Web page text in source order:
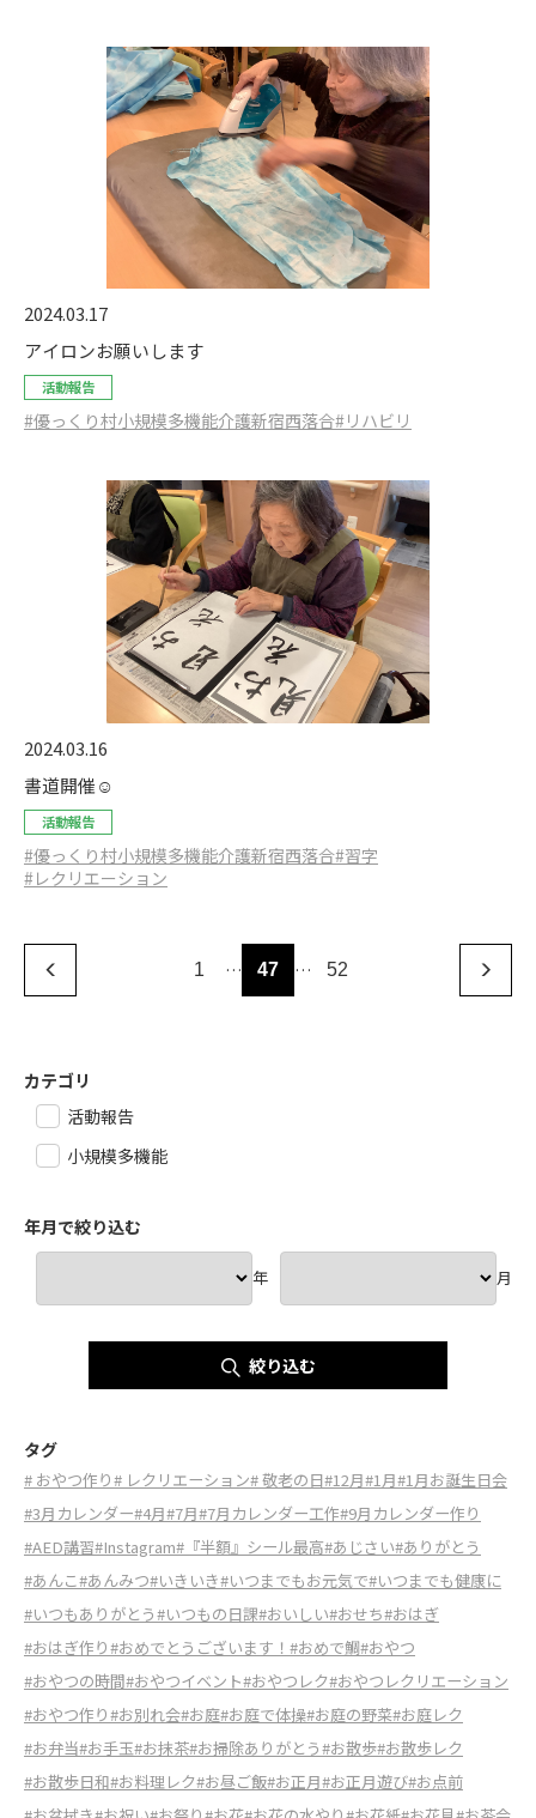
2024.03.17
アイロンお願いします
活動報告
#優っくり村小規模多機能介護新宿西落合#リハビリ
2024.03.16
書道開催☺️
活動報告
#優っくり村小規模多機能介護新宿西落合#習字
#レクリエーション
1 … 47 … 52
カテゴリ
活動報告
小規模多機能
年月で絞り込む
年 月
絞り込む
タグ
# おやつ作り# レクリエーション# 敬老の日#12月#1月#1月お誕生日会
#3月カレンダー#4月#7月#7月カレンダー工作#9月カレンダー作り
#AED講習#Instagram#『半額』シール最高#あじさい#ありがとう
#あんこ#あんみつ#いきいき#いつまでもお元気で#いつまでも健康に
#いつもありがとう#いつもの日課#おいしい#おせち#おはぎ
#おはぎ作り#おめでとうございます！ #おめで鯛#おやつ
#おやつの時間#おやつイベント#おやつレク#おやつレクリエーション
#おやつ作り#お別れ会#お庭#お庭で体操#お庭の野菜#お庭レク
#お弁当#お手玉#お抹茶#お掃除ありがとう#お散歩#お散歩レク
#お散歩日和#お料理レク#お昼ご飯#お正月#お正月遊び#お点前